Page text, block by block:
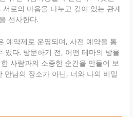
로의 마음을 나누고 깊이 있는 관계
선사한다.
예약제로 운영되며, 사전 예약을 통
있다. 방문하기 전, 어떤 테마의 방을
사람과의 소중한 순간을 만들어 보
만남의 장소가 아닌, 너와 나의 비밀